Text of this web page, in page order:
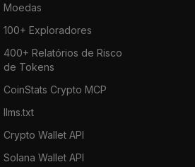
Moedas
100+ Exploradores
400+ Relatórios de Risco
de Tokens
CoinStats Crypto MCP
llms.txt
Crypto Wallet API
Solana Wallet API